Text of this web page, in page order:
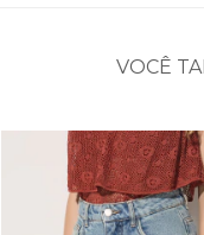
VOCÊ